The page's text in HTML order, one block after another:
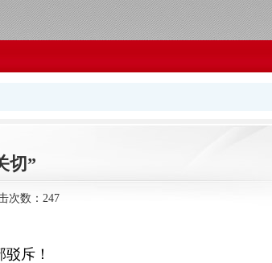
切”
次数：247
斥！